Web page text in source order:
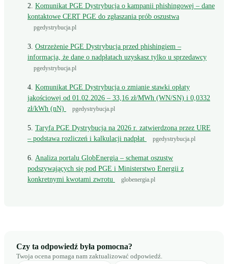
Komunikat PGE Dystrybucja o kampanii phishingowej – dane
kontaktowe CERT PGE do zgłaszania prób oszustwa
pgedystrybucja.pl
Ostrzeżenie PGE Dystrybucja przed phishingiem –
informacja, że dane o nadpłatach uzyskasz tylko u sprzedawcy
pgedystrybucja.pl
Komunikat PGE Dystrybucja o zmianie stawki opłaty
jakościowej od 01.02.2026 – 33,16 zł/MWh (WN/SN) i 0,0332
zł/kWh (nN)
pgedystrybucja.pl
Taryfa PGE Dystrybucja na 2026 r. zatwierdzona przez URE
– podstawa rozliczeń i kalkulacji nadpłat
pgedystrybucja.pl
Analiza portalu GlobEnergia – schemat oszustw
podszywających się pod PGE i Ministerstwo Energii z
konkretnymi kwotami zwrotu
globenergia.pl
Czy ta odpowiedź była pomocna?
Twoja ocena pomaga nam zaktualizować odpowiedź.